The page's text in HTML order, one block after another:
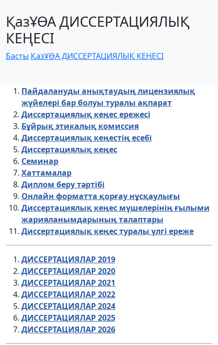
ҚазҰӨА ДИССЕРТАЦИЯЛЫҚ
КЕҢЕСІ
Басты ҚазҰӨА ДИССЕРТАЦИЯЛЫҚ КЕҢЕСІ
Пайдалануды анықтаудың лицензиялық
жүйелері бар болуы туралы ақпарат
Диссертациялық кеңес ережесі
Бұйрық этикалық комиссия
Диссертациялық кеңестің есебі
Диссертациялық кеңес
Семинар
Хаттамалар
Диплом беру тәртібі
Онлайн форматта қорғау нұсқаулығы
Диссертациялық кеңес мүшелерінің ғылыми
жарияланымдарының талаптары
Диссертациялық кеңес туралы үлгі ереже
ДИССЕРТАЦИЯЛАР 2019
ДИССЕРТАЦИЯЛАР 2020
ДИССЕРТАЦИЯЛАР 2021
ДИССЕРТАЦИЯЛАР 2022
ДИССЕРТАЦИЯЛАР 2024
ДИССЕРТАЦИЯЛАР 2025
ДИССЕРТАЦИЯЛАР 2026